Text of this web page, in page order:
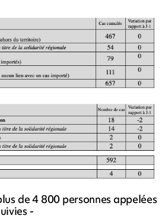
de 4 800 personnes appelées
-